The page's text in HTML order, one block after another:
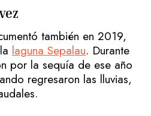
también en 2019,
laguna Sepalau. Durante
por la sequía de ese año
regresaron las lluvias,